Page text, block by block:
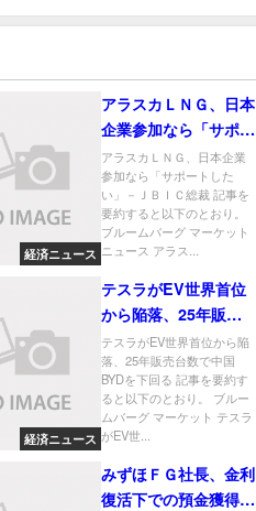
経済ニュース
アラスカＬＮＧ、日本
企業参加なら「サポー
トしたい」－ＪＢＩＣ
総裁
アラスカＬＮＧ、日本企業
参加なら「サポートした
い」－ＪＢＩＣ総裁 記事を
要約すると以下のとおり。
ブルームバーグ マーケット
ニュース アラス...
経済ニュース
テスラがEV世界首位
から陥落、25年販売
台数で中国BYDを下
回る
テスラがEV世界首位から陥
落、25年販売台数で中国
BYDを下回る 記事を要約す
ると以下のとおり。 ブルー
ムバーグ マーケット テスラ
がEV世...
みずほＦＧ社長、金利
復活下での預金獲得で